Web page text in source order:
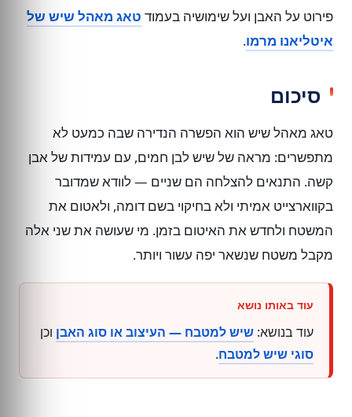
פירוט על האבן ועל שימושיה בעמוד טאג מאהל שיש של
איטליאנו מרמו.
סיכום
טאג מאהל שיש הוא הפשרה הנדירה שבה כמעט לא
מתפשרים: מראה של שיש לבן חמים, עם עמידות של אבן
קשה. התנאים להצלחה הם שניים — לוודא שמדובר
בקווארצייט אמיתי ולא בחיקוי בשם דומה, ולאטום את
המשטח ולחדש את האיטום בזמן. מי שעושה את שני אלה
מקבל משטח שנשאר יפה עשור ויותר.
עוד בנושא: שיש למטבח — העיצוב או סוג האבן וכן
סוגי שיש למטבח.